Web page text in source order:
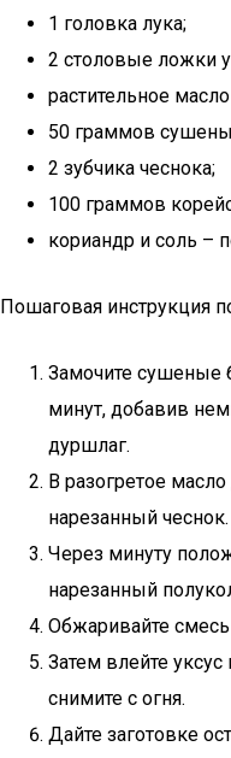
1 головка лука;
2 столовые ложки
растительное
50 граммов
2 зубчика чеснока;
100 граммов
кориандр и соль –
Пошаговая инструкция
Замочите сушеные
минут, добавив
дуршлаг.
В разогретое
нарезанный чеснок.
Через минуту
нарезанный
Обжаривайте
Затем влейте
снимите с огня.
Дайте заготовке